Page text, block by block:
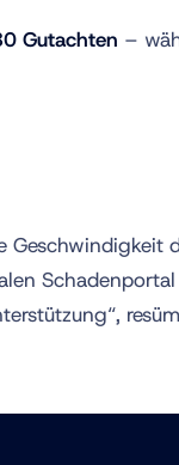
Gutachten –